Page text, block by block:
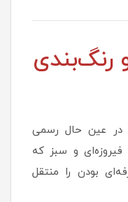
در عین حال رسمی
فیروزه‌ای و سبز که
بودن را منتقل